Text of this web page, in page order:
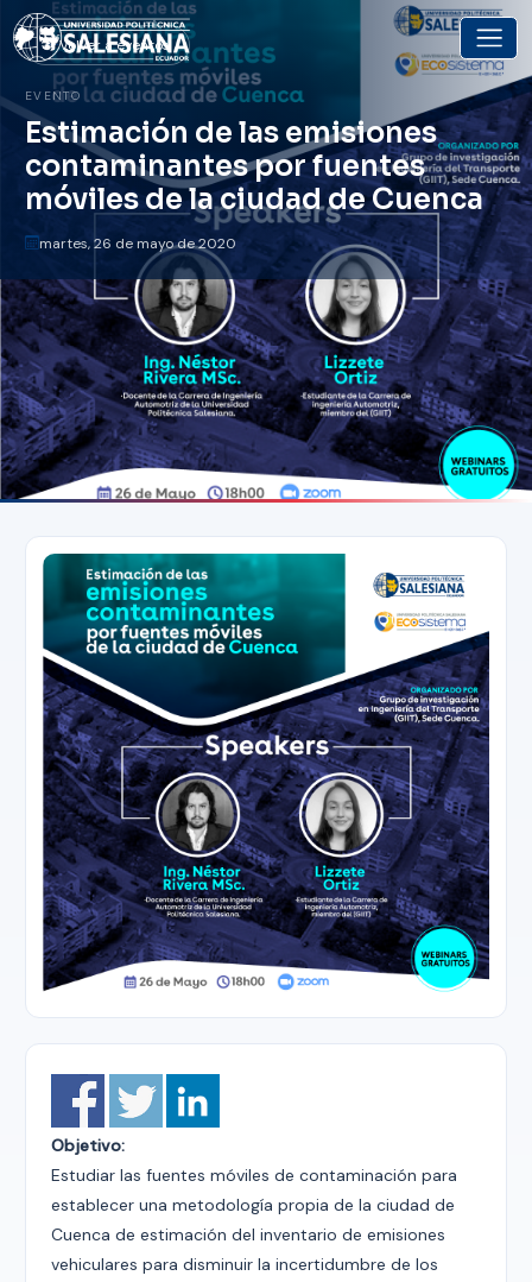
Volver a eventos
EVENTO
Estimación de las emisiones
contaminantes por fuentes
móviles de la ciudad de Cuenca
martes, 26 de mayo de 2020
Objetivo:
Estudiar las fuentes móviles de contaminación para
establecer una metodología propia de la ciudad de
Cuenca de estimación del inventario de emisiones
vehiculares para disminuir la incertidumbre de los